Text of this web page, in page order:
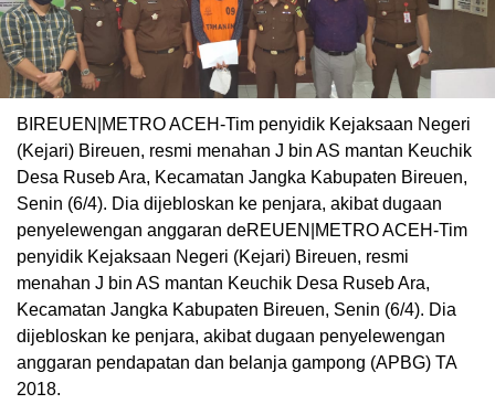
BIREUEN|METRO ACEH-Tim penyidik Kejaksaan Negeri
(Kejari) Bireuen, resmi menahan J bin AS mantan Keuchik
Desa Ruseb Ara, Kecamatan Jangka Kabupaten Bireuen,
Senin (6/4). Dia dijebloskan ke penjara, akibat dugaan
penyelewengan anggaran deREUEN|METRO ACEH-Tim
penyidik Kejaksaan Negeri (Kejari) Bireuen, resmi
menahan J bin AS mantan Keuchik Desa Ruseb Ara,
Kecamatan Jangka Kabupaten Bireuen, Senin (6/4). Dia
dijebloskan ke penjara, akibat dugaan penyelewengan
anggaran pendapatan dan belanja gampong (APBG) TA
2018.